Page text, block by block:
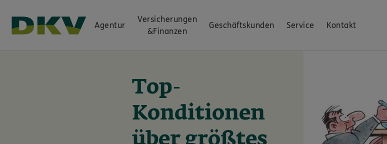
Agentur
Versicherungen
&Finanzen
Geschäftskunden Service Kontakt
Top-
Konditionen
über größtes